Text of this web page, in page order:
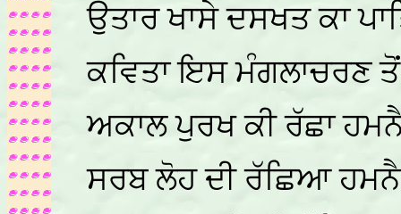
ਉਤਾਰ ਖਾਸੇ ਦਸਖਤ ਕਾ
ਕਵਿਤਾ ਇਸ ਮੰਗਲਾਚਰਣ
ਅਕਾਲ ਪੁਰਖ ਕੀ ਰੱਛਾ
ਸਰਬ ਲੋਹ ਦੀ ਰੱਛਿਆ